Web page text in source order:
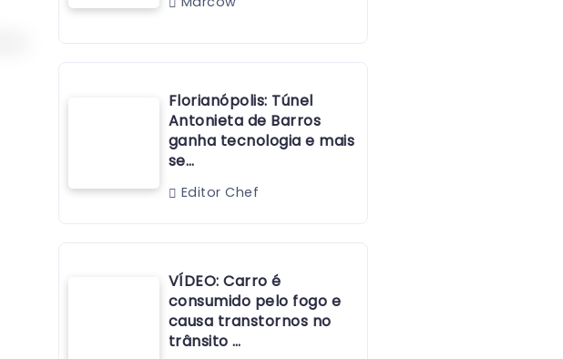
Florianópolis: Túnel
Antonieta de Barros
ganha tecnologia e mais
se…
Editor Chef
VÍDEO: Carro é
consumido pelo fogo e
causa transtornos no
trânsito …